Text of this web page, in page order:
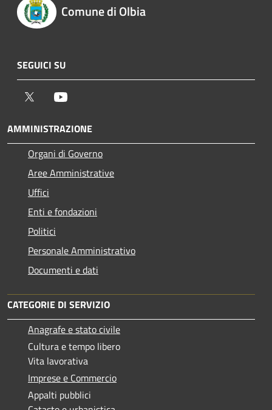
Comune di Olbia
SEGUICI SU
Twitter
AMMINISTRAZIONE
Organi di Governo
Aree Amministrative
Uffici
Enti e fondazioni
Politici
Personale Amministrativo
Documenti e dati
CATEGORIE DI SERVIZIO
Anagrafe e stato civile
Cultura e tempo libero
Vita lavorativa
Imprese e Commercio
Appalti pubblici